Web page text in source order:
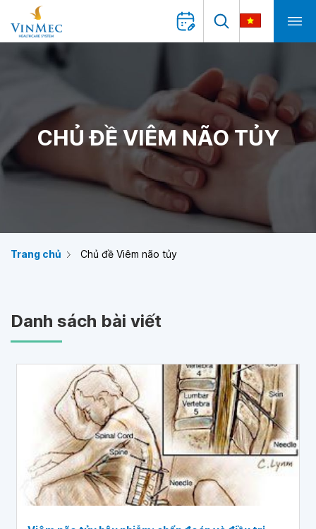
CHỦ ĐỀ VIÊM NÃO TỦY
Trang chủ Chủ đề Viêm não tủy
Danh sách bài viết